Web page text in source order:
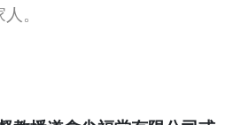
。